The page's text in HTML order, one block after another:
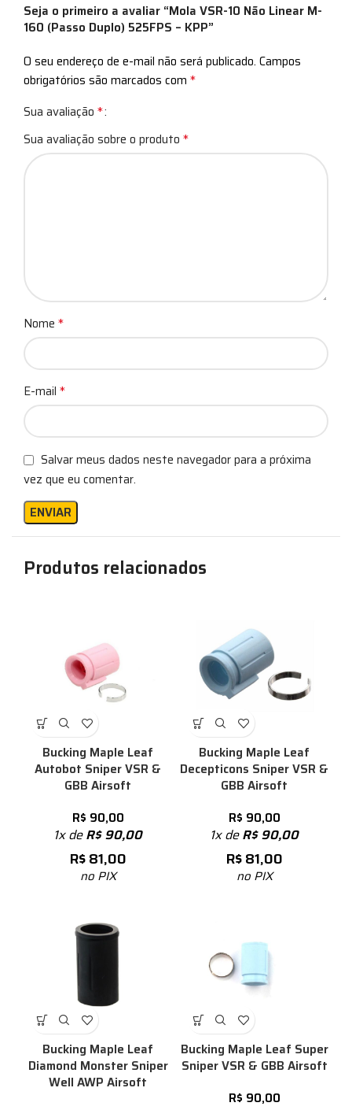
Seja o primeiro a avaliar “Mola VSR-10 Não Linear M-
160 (Passo Duplo) 525FPS – KPP”
O seu endereço de e-mail não será publicado. Campos
obrigatórios são marcados com *
Sua avaliação *
Sua avaliação sobre o produto *
Nome *
E-mail *
Salvar meus dados neste navegador para a próxima
vez que eu comentar.
Produtos relacionados
Bucking Maple Leaf
Autobot Sniper VSR &
GBB Airsoft
R$ 90,00
1x deR$90,00
R$81,00
no PIX
Bucking Maple Leaf
Decepticons Sniper VSR &
GBB Airsoft
R$ 90,00
1x deR$90,00
R$81,00
no PIX
Bucking Maple Leaf
Diamond Monster Sniper
Well AWP Airsoft
Bucking Maple Leaf Super
Sniper VSR & GBB Airsoft
R$ 90,00